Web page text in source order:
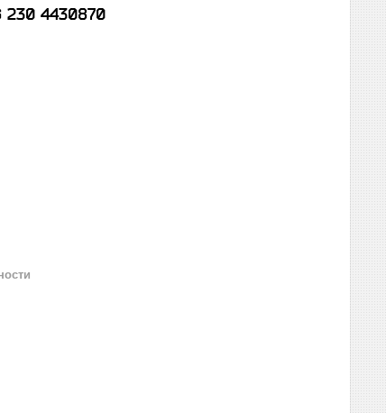
230 4430870